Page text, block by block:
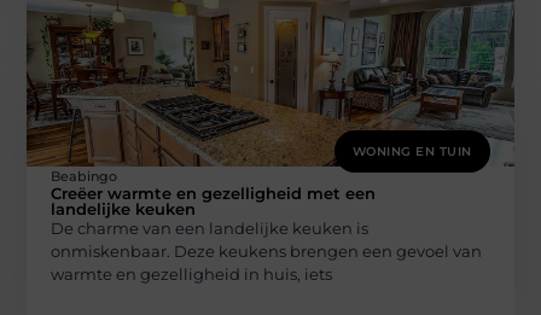
WONING EN TUIN
Beabingo
Creëer warmte en gezelligheid met een
landelijke keuken
De charme van een landelijke keuken is
onmiskenbaar. Deze keukens brengen een gevoel van
warmte en gezelligheid in huis, iets